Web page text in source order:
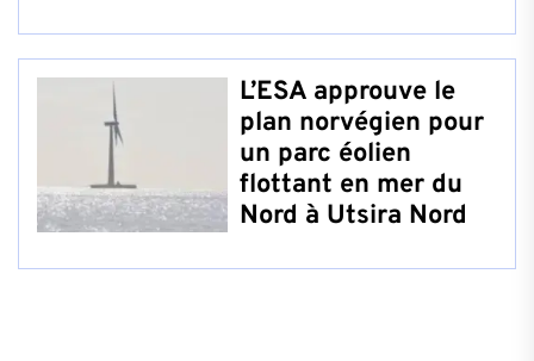
L’ESA approuve le
plan norvégien pour
un parc éolien
flottant en mer du
Nord à Utsira Nord